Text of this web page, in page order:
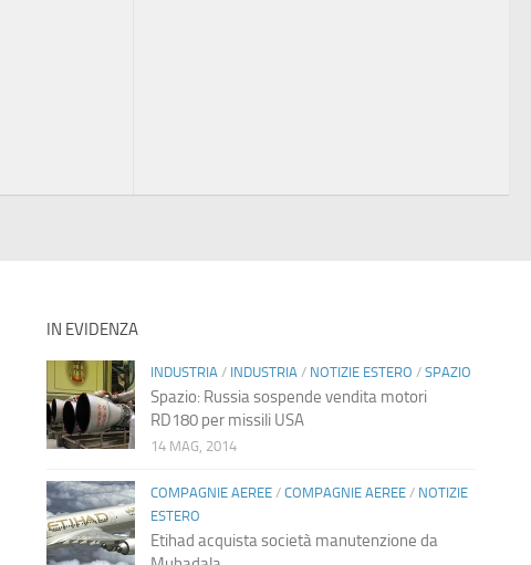
IN EVIDENZA
INDUSTRIA / INDUSTRIA / NOTIZIE ESTERO / SPAZIO
Spazio: Russia sospende vendita motori
RD180 per missili USA
14 MAG, 2014
COMPAGNIE AEREE/ COMPAGNIE AEREE/ NOTIZIE
ESTERO
Etihad acquista società manutenzione da